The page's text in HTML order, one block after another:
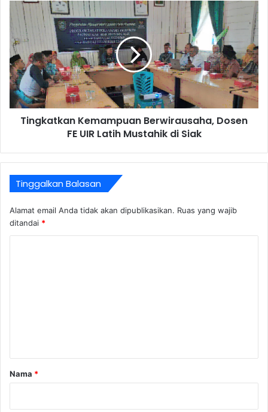
Tingkatkan Kemampuan Berwirausaha, Dosen
FE UIR Latih Mustahik di Siak
Tinggalkan Balasan
Alamat email Anda tidak akan dipublikasikan. Ruas yang wajib
ditandai *
r
Nama *